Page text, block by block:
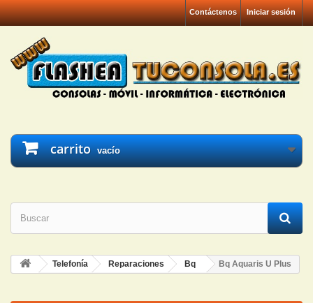
Iniciar sesión
Contáctenos
carrito vacío
Telefonía Reparaciones Bq Bq Aquaris U Plus